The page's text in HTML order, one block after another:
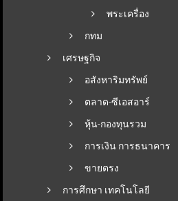
พระเครื่อง
กทม
เศรษฐกิจ
อสังหาริมทรัพย์
ตลาด-ซีเอสอาร์
หุ้น-กองทุนรวม
การเงิน การธนาคาร
ขายตรง
การศึกษา เทคโนโลยี